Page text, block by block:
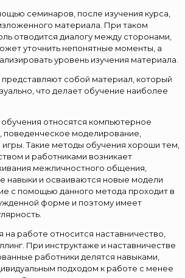
семинаров, после изучения курса,
материала. При таком
отводится диалогу между сторонами,
уточнить непонятные моменты, а
уровень изучения материала.
собой материал, который
что делает обучение наиболее
обучения относятся компьютерное
поведенческое моделирование,
Такие методы обучения хороши тем,
и работниками возникает
межличностного общения,
навыки и осваиваются новые модели
с помощью данного метода проходит в
форме и поэтому имеет
работе относится наставничество,
При инструктаже и наставничестве
работники делятся навыками,
подходом к работе с менее